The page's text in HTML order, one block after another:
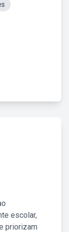
escolar,
priorizam